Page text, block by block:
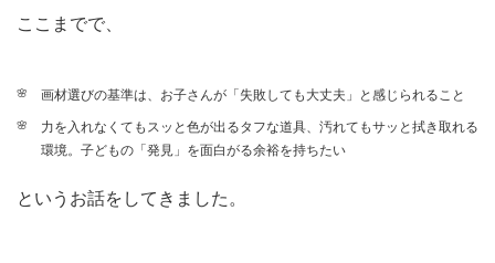
ここまでで、
画材選びの基準は、お子さんが「失敗しても大丈夫」と感じられること
力を入れなくてもスッと色が出るタフな道具、汚れてもサッと拭き取れる
環境。子どもの「発見」を面白がる余裕を持ちたい
というお話をしてきました。